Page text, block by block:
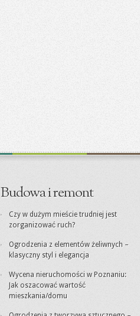
Budowa i remont
Czy w dużym mieście trudniej jest
zorganizować ruch?
Ogrodzenia z elementów żeliwnych –
klasyczny styl i elegancja
Wycena nieruchomości w Poznaniu:
Jak oszacować wartość
mieszkania/domu